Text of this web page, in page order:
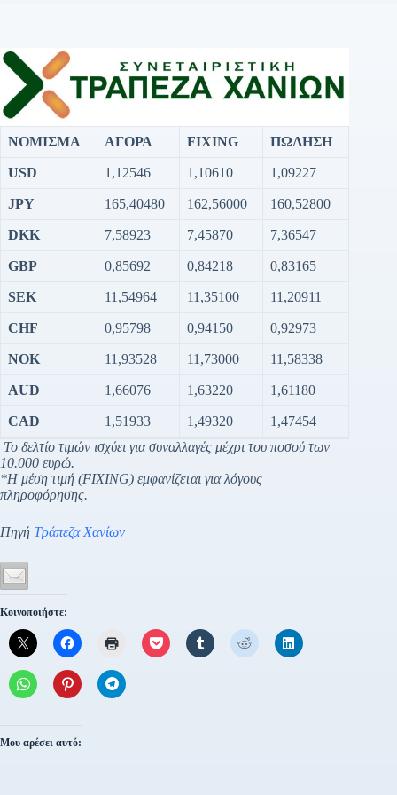
ΝΟΜΙΣΜΑ ΑΓΟΡΑ FIXING ΠΩΛΗΣΗ
USD 1,12546 1,10610 1,09227
JPY 165,40480 162,56000 160,52800
DKK 7,58923 7,45870 7,36547
GBP 0,85692 0,84218 0,83165
SEK 11,54964 11,35100 11,20911
CHF 0,95798 0,94150 0,92973
NOK 11,93528 11,73000 11,58338
AUD 1,66076 1,63220 1,61180
CAD 1,51933 1,49320
1,47454
Το δελτίο τιμών ισχύει για συναλλαγές μέχρι του ποσού των
10.000 ευρώ.
*Η μέση τιμή (FIXING) εμφανίζεται για λόγους
πληροφόρησης.
Πηγή Τράπεζα Χανίων
Κοινοποιήστε:
Μου αρέσει αυτό: